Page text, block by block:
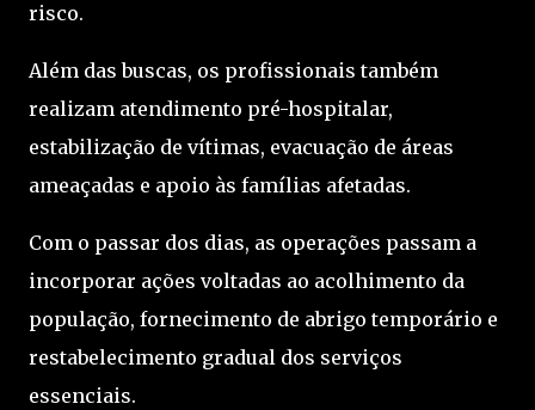
risco.
Além das buscas, os profissionais também
realizam atendimento pré-hospitalar,
estabilização de vítimas, evacuação de áreas
ameaçadas e apoio às famílias afetadas.
Com o passar dos dias, as operações passam a
incorporar ações voltadas ao acolhimento da
população, fornecimento de abrigo temporário e
restabelecimento gradual dos serviços
essenciais.